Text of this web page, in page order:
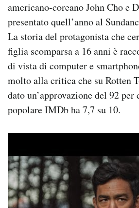
americano-coreano John Cho e
presentato quell’anno al
La storia del protagonista che
figlia scomparsa a 16 anni è
di vista di computer e
molto alla critica che su Rotten
dato un’approvazione del 92
popolare IMDb ha 7,7 su 10.